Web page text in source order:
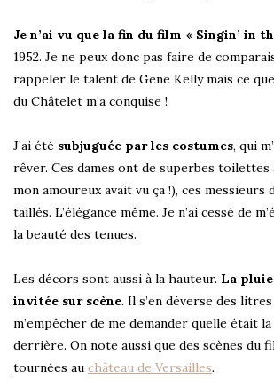
Je n’ai vu que la fin du film « Singin’ in
1952. Je ne peux donc pas faire de
rappeler le talent de Gene Kelly mais ce
du Châtelet m’a conquise !
J’ai été subjuguée par les costumes, qui
rêver. Ces dames ont de superbes toilettes
mon amoureux avait vu ça !), ces messieurs
taillés. L’élégance même. Je n’ai cessé de
la beauté des tenues.
Les décors sont aussi à la hauteur. La pluie
invitée sur scène. Il s’en déverse des litres
m’empêcher de me demander quelle était
derrière. On note aussi que des scènes du
tournées au château de Versailles.